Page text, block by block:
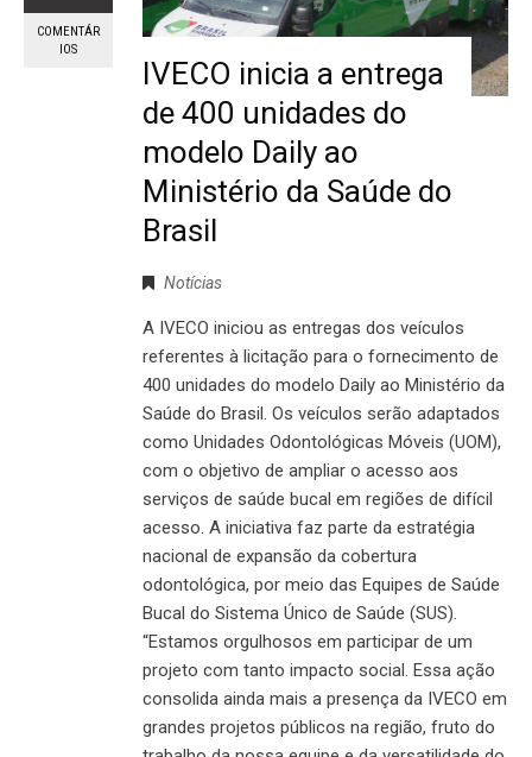
COMENTÁR
IOS
IVECO inicia a entrega
de 400 unidades do
modelo Daily ao
Ministério da Saúde do
Brasil
Notícias
A IVECO iniciou as entregas dos veículos
referentes à licitação para o fornecimento de
400 unidades do modelo Daily ao Ministério da
Saúde do Brasil. Os veículos serão adaptados
como Unidades Odontológicas Móveis (UOM),
com o objetivo de ampliar o acesso aos
serviços de saúde bucal em regiões de difícil
acesso. A iniciativa faz parte da estratégia
nacional de expansão da cobertura
odontológica, por meio das Equipes de Saúde
Bucal do Sistema Único de Saúde (SUS).
“Estamos orgulhosos em participar de um
projeto com tanto impacto social. Essa ação
consolida ainda mais a presença da IVECO em
grandes projetos públicos na região, fruto do